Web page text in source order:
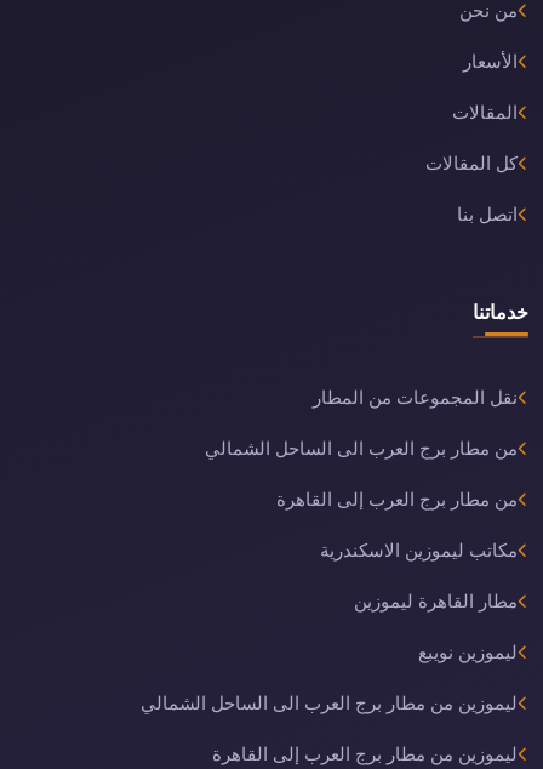
من نحن
الأسعار
المقالات
كل المقالات
اتصل بنا
خدماتنا
نقل المجموعات من المطار
من مطار برج العرب الى الساحل الشمالي
من مطار برج العرب إلى القاهرة
مكاتب ليموزين الاسكندرية
مطار القاهرة ليموزين
ليموزين نويبع
ليموزين من مطار برج العرب الى الساحل الشمالي
ليموزين من مطار برج العرب إلى القاهرة